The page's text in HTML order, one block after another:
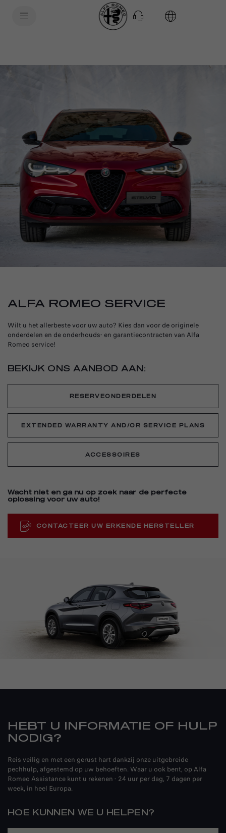
ALFA ROMEO SERVICE
Wilt u het allerbeste voor uw auto? Kies dan voor de originele
onderdelen en de onderhouds- en garantiecontracten van Alfa
Romeo service!
BEKIJK ONS AANBOD AAN:
RESERVEONDERDELEN
EXTENDED WARRANTY AND/OR SERVICE PLANS
ACCESSOIRES
Wacht niet en ga nu op zoek naar de perfecte
oplossing voor uw auto!
CONTACTEER UW ERKENDE HERSTELLER
HEBT U INFORMATIE OF HULP
NODIG?
Reis veilig en met een gerust hart dankzij onze uitgebreide
pechhulp, afgestemd op uw behoeften. Waar u ook bent, op Alfa
Romeo Assistance kunt u rekenen - 24 uur per dag, 7 dagen per
week, in heel Europa.
HOE KUNNEN WE U HELPEN?